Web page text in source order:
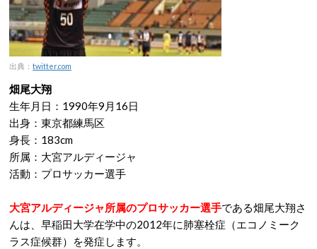
出典： twitter.com
畑尾大翔
生年月日：1990年9月16日
出身：東京都練馬区
身長：183cm
所属：大宮アルディージャ
活動：プロサッカー選手
大宮アルディージャ所属のプロサッカー選手である畑尾大翔さ
んは、早稲田大学在学中の2012年に肺塞栓症（エコノミーク
ラス症候群）を発症します。